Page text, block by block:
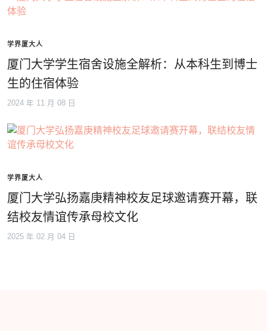
学界厦大人
厦门大学学生宿舍设施全解析：从本科生到博士
生的住宿体验
2024 年 11 月 08 日
学界厦大人
厦门大学弘扬嘉庚精神校友足球邀请赛开幕，联
结校友情谊传承母校文化
2025 年 02 月 04 日